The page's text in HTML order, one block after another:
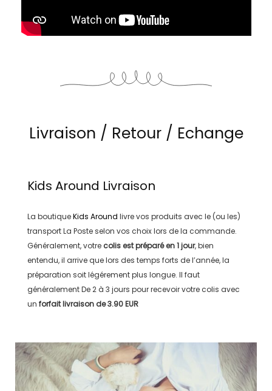
Livraison / Retour / Echange
Kids Around Livraison
La boutiqueKids Around livre vos produits avec le (ou les)
transportLa Posteselon vos choix lors de la commande.
Généralement, votre colis est préparé en1 jour, bien
entendu, il arrive que lors des temps forts de l’année, la
préparation soit légérement plus longue. Il faut
généralementDe 2 à 3 jours pour recevoir votre colis avec
un forfait livraison de3.90 EUR